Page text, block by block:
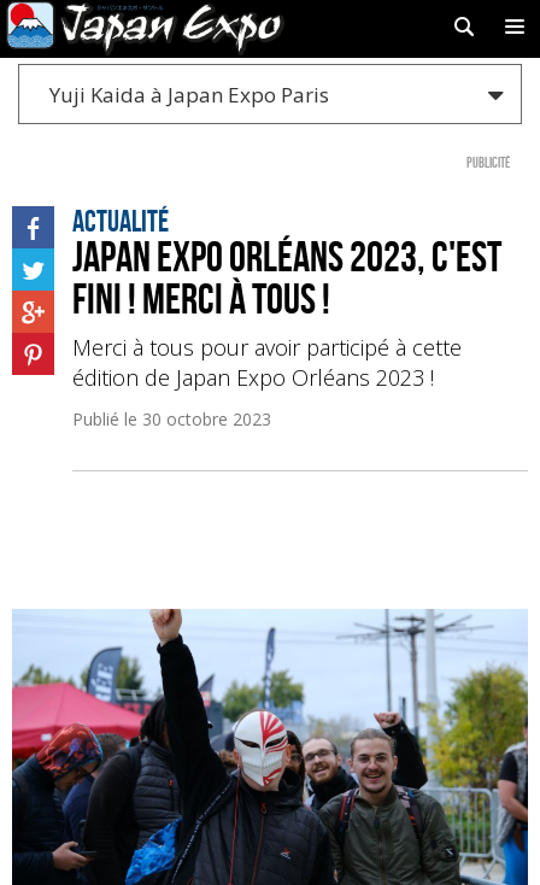
Yuji Kaida à Japan Expo Paris
Publicité
Actualité
Japan Expo Orléans 2023, c'est
fini ! Merci à tous !
Merci à tous pour avoir participé à cette
édition de Japan Expo Orléans 2023 !
Publié le 30 octobre 2023